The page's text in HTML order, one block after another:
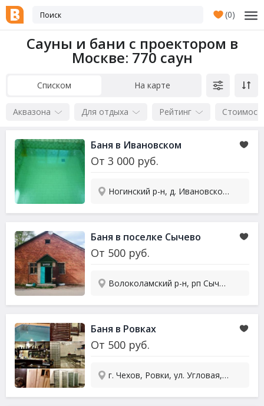
(0)
Сауны и бани с проектором в
Москве: 770 саун
Списком На карте
Аквазона Для отдыха Рейтинг
Баня в Ивановском
От3 000 руб.
Ногинский р-н, д. Ивановское, ул. Озерная, 2
Баня в поселке Сычево
От 500 руб.
Волоколамский р-н, рп Сычево, Школьный пр-д, 5
Баня в Ровках
От 500 руб.
г. Чехов, Ровки, ул. Угловая, 12/1